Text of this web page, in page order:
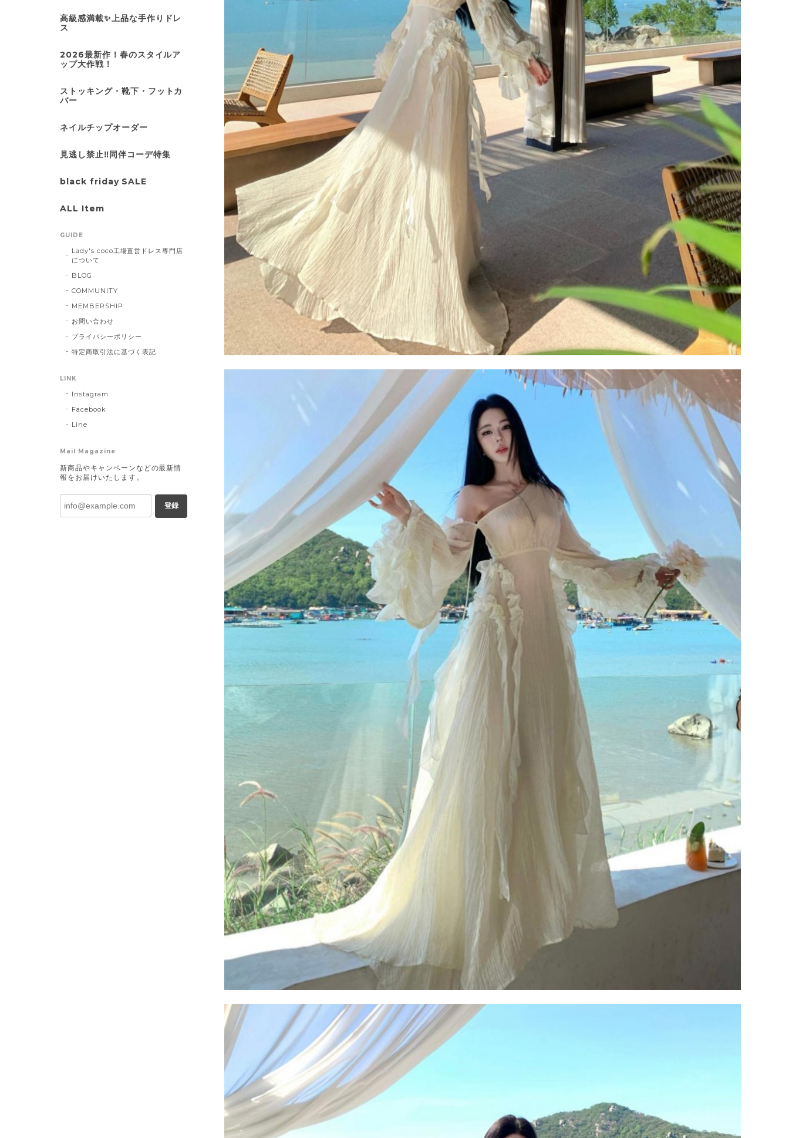
高級感満載✨上品な手作りドレ
ス
2026最新作！春のスタイルア
ップ大作戦！
ストッキング・靴下・フットカ
バー
ネイルチップオーダー
見逃し禁止‼同伴コーデ特集
black friday SALE
ALL Item
GUIDE
Lady's coco工場直営ドレス専門店
について
BLOG
COMMUNITY
MEMBERSHIP
お問い合わせ
プライバシーポリシー
特定商取引法に基づく表記
LINK
Instagram
Facebook
Line
Mail Magazine
新商品やキャンペーンなどの最新情
報をお届けいたします。
登録